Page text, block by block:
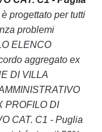
è progettato per tutti
problemi
ELENCO
aggregato ex
DI VILLA
PROFILO DI
CAT. C1 - Puglia